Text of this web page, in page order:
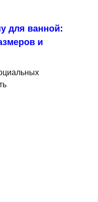
для ванной:
и